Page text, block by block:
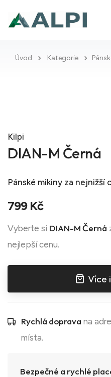
Úvod Kategorie
Kilpi
DIAN-M Černá
Pánské mikiny za nejnižší
799 Kč
Vyberte si DIAN-M Černá
nejlepší cenu.
Více
Rychlá doprava na
místa.
Bezpečné a rychlé